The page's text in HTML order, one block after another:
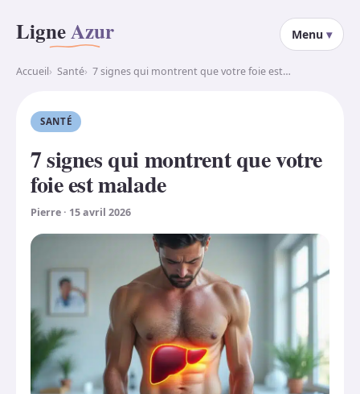
LigneAzur Menu
Accueil Santé 7 signes qui montrent que votre foie est…
SANTÉ
7 signes qui montrent que votre
foie est malade
Pierre · 15 avril 2026